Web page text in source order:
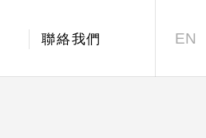
聯絡我們 EN